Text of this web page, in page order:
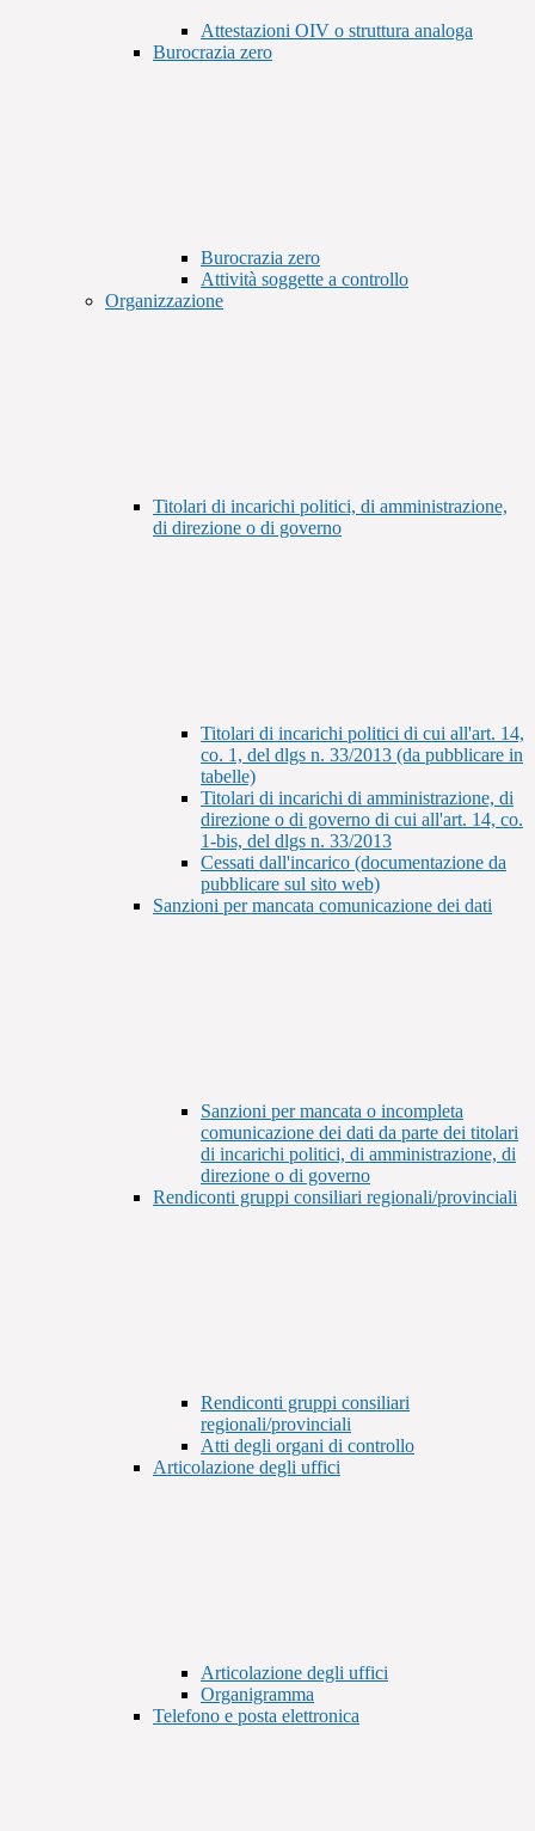
Attestazioni OIV o struttura analoga
Burocrazia zero
Burocrazia zero
Attività soggette a controllo
Organizzazione
Titolari di incarichi politici, di amministrazione,
di direzione o di governo
Titolari di incarichi politici di cui all'art. 14,
co. 1, del dlgs n. 33/2013 (da pubblicare in
tabelle)
Titolari di incarichi di amministrazione, di
direzione o di governo di cui all'art. 14, co.
1-bis, del dlgs n. 33/2013
Cessati dall'incarico (documentazione da
pubblicare sul sito web)
Sanzioni per mancata comunicazione dei dati
Sanzioni per mancata o incompleta
comunicazione dei dati da parte dei titolari
di incarichi politici, di amministrazione, di
direzione o di governo
Rendiconti gruppi consiliari regionali/provinciali
Rendiconti gruppi consiliari
regionali/provinciali
Atti degli organi di controllo
Articolazione degli uffici
Articolazione degli uffici
Organigramma
Telefono e posta elettronica